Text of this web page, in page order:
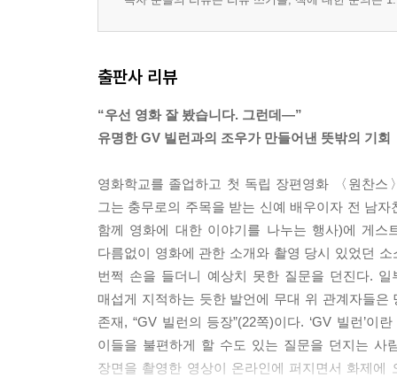
출판사 리뷰
“우선 영화 잘 봤습니다. 그런데―”
유명한 GV 빌런과의 조우가 만들어낸 뜻밖의 기회
영화학교를 졸업하고 첫 독립 장편영화 〈원찬스
그는 충무로의 주목을 받는 신예 배우이자 전 남
함께 영화에 대한 이야기를 나누는 행사)에 게
다름없이 영화에 관한 소개와 촬영 당시 있었던
번쩍 손을 들더니 예상치 못한 질문을 던진다.
매섭게 지적하는 듯한 발언에 무대 위 관계자들
존재, “GV 빌런의 등장”(22쪽)이다. ‘GV 빌런’
이들을 불편하게 할 수도 있는 질문을 던지는 사
장면을 촬영한 영상이 온라인에 퍼지면서 화제에